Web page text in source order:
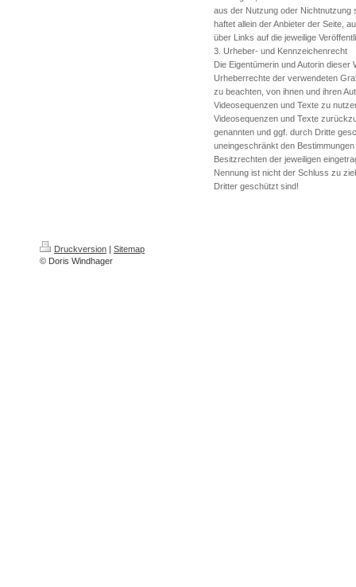
aus der Nutzung oder Nichtnutzung
haftet allein der Anbieter der Seite,
über Links auf die jeweilige
3. Urheber- und Kennzeichenrecht
Die Eigentümerin und Autorin dieser
Urheberrechte der verwendeten
zu beachten, von ihnen und ihren
Videosequenzen und Texte zu
Videosequenzen und Texte
genannten und ggf. durch Dritte
uneingeschränkt den
Besitzrechten der jeweiligen
Nennung ist nicht der Schluss zu
Dritter geschützt sind!
Druckversion | Sitemap
© Doris Windhager